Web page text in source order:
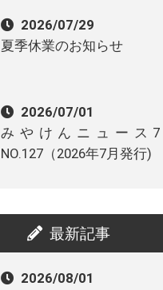
2026/07/29
夏季休業のお知らせ
2026/07/01
みやけんニュース
NO.127（2026年7月発行)
最新記事
2026/08/01